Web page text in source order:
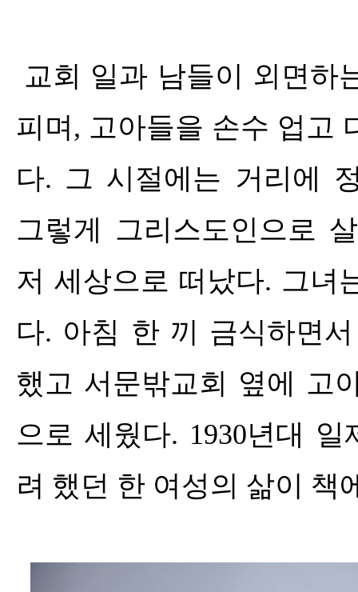
교회 일과 남들이 외면하
피며 , 고아들을 손수 업고
다. 그 시절에는 거리에
그렇게 그리스도인으로
저 세상으로 떠났다. 그녀
다. 아침 한 끼 금식하면
했고 서문밖교회 옆에 고
으로 세웠다. 1930년대 일
려 했던 한 여성의 삶이 책